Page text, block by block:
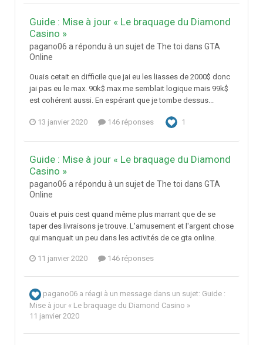
Guide : Mise à jour « Le braquage du Diamond
Casino »
pagano06 a répondu à un sujet de The toi dans GTA
Online
Ouais cetait en difficile que jai eu les liasses de 2000$ donc
jai pas eu le max. 90k$ max me semblait logique mais 99k$
est cohérent aussi. En espérant que je tombe dessus...
13 janvier 2020 146 réponses 1
Guide : Mise à jour « Le braquage du Diamond
Casino »
pagano06 a répondu à un sujet de The toi dans GTA
Online
Ouais et puis cest quand même plus marrant que de se
taper des livraisons je trouve. L'amusement et l'argent chose
qui manquait un peu dans les activités de ce gta online.
11 janvier 2020 146 réponses
pagano06 a réagi à un message dans un sujet: Guide :
Mise à jour « Le braquage du Diamond Casino »
11 janvier 2020